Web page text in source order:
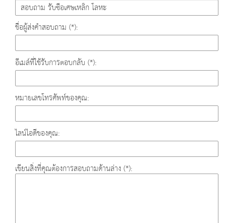
ชื่อผู้ส่งคำสอบถาม (*):
อีเมล์ที่ใช้รับการตอบกลับ (*):
หมายเลขโทรศัพท์ของคุณ:
ไลน์ไอดีของคุณ:
เขียนสิ่งที่คุณต้องการสอบถามด้านล่าง (*):